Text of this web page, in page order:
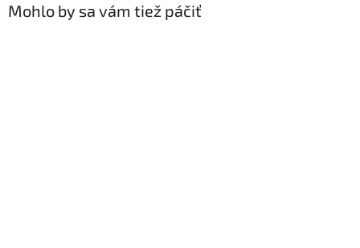
Mohlo by sa vám tiež páčiť